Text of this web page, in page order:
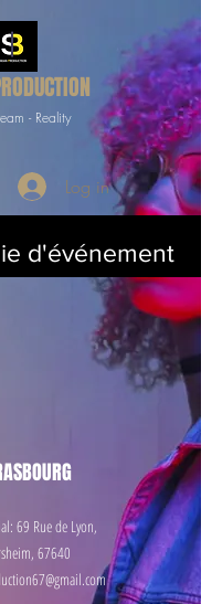
- Reality
Log in
d'événement
69 Rue deLyon,
67640